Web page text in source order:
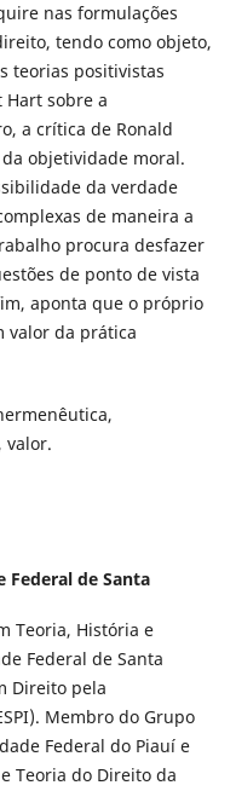
nas formulações
tendo como objeto,
teorias positivistas
Hart sobre a
a crítica de Ronald
objetividade moral.
da verdade
de maneira a
procura desfazer
de ponto de vista
aponta que o próprio
valor da prática
valor.
Federal de Santa
Teoria, História e
Federal de Santa
Direito pela
Membro do Grupo
Federal do Piauí e
Teoria do Direito da